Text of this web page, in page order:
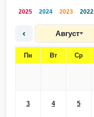
2025 2024 2023 2022
‹ Август
Пн Вт Ср
3 4 5